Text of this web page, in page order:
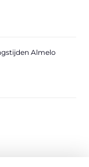
Almelo